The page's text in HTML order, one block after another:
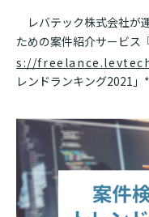
レバテック株式会社が
ための案件紹介サービス
s://
レンドランキング2021」